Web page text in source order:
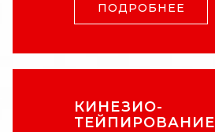
КИНЕЗИО-
ТЕЙПИРОВАНИЕ
ПОДРОБНЕЕ